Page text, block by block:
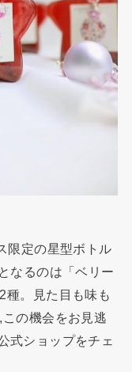
限定の星型ボトル
なるのは「ベリー
種。見た目も味も
の機会をお見逃
式ショップをチェ